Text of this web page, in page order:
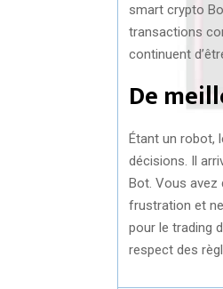
smart crypto
transactions
continuent
De
Étant un robot,
décisions. Il
Bot. Vous avez
frustration et
pour le trading
respect des